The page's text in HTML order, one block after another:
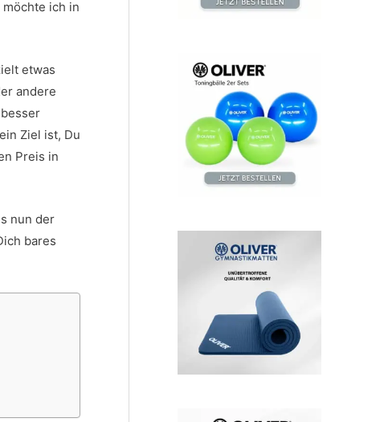
ich in
etwas
andere
Ziel ist, Du
Preis in
nun der
bares